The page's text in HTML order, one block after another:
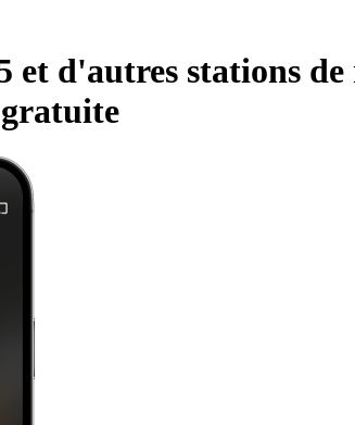
et d'autres stations